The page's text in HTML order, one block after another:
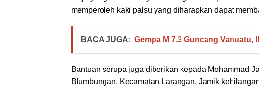
memperoleh kaki palsu yang diharapkan dapat
BACA JUGA: Gempa M 7,3 Guncang Vanuatu,
Bantuan serupa juga diberikan kepada Mohammad
Blumbungan, Kecamatan Larangan. Jamik